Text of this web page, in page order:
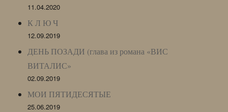
11.04.2020
К Л Ю Ч
12.09.2019
ДЕНЬ ПОЗАДИ (глава из романа «ВИС
ВИТАЛИС»
02.09.2019
МОИ ПЯТИДЕСЯТЫЕ
25.06.2019